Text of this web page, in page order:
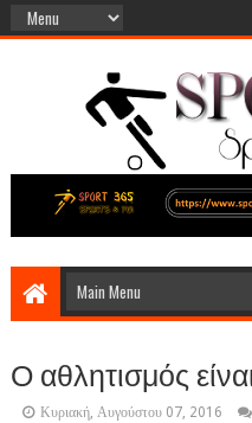
Ο αθλητισμός
Κυριακή, Αυγούστου 07, 2016